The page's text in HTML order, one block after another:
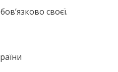
своєї.